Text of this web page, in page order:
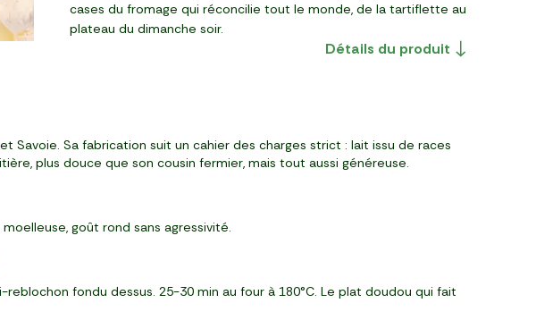
cases du fromage qui réconcilie tout le monde, de la tartiflette au
plateau du dimanche soir.
Détails du produit
Savoie. Sa fabrication suit un cahier des charges strict : lait issu de races
plus douce que son cousin fermier, mais tout aussi généreuse.
goût rond sans agressivité.
fondu dessus. 25-30 min au four à 180°C. Le plat doudou qui fait